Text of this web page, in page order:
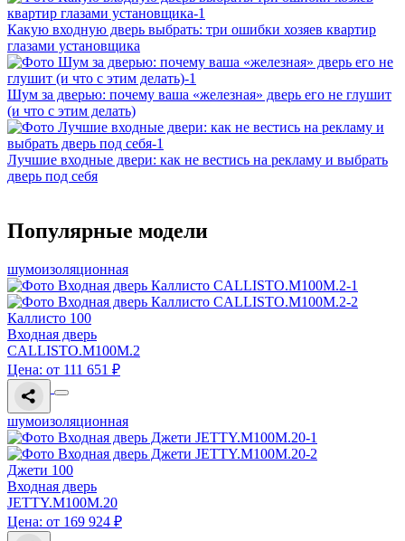
Какую входную дверь выбрать: три ошибки хозяев квартир
глазами установщика
Шум за дверью: почему ваша «железная» дверь его не глушит
(и что с этим делать)
Лучшие входные двери: как не вестись на рекламу и выбрать
дверь под себя
Популярные модели
шумоизоляционная
Каллисто 100
Входная дверь
CALLISTO.M100M.2
Цена: от 111 651 ₽
шумоизоляционная
Джети 100
Входная дверь
JETTY.M100M.20
Цена: от 169 924 ₽